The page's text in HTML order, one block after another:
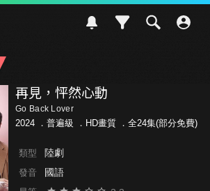
再見，怦然心動
Go Back Lover
2024 ． 普遍級 ．HD畫質 ．全24集(部分免費)
類型 陸劇
發音 國語